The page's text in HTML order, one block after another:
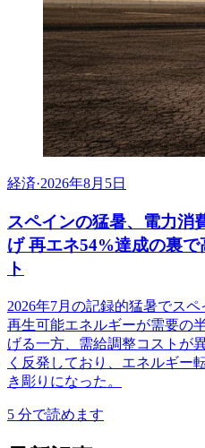
経済·2026年8月5日
スペインの猛暑、電力消
げ 再エネ54%達成の裏
ト
2026年7月の記録的猛暑でス
再生可能エネルギーが需要の
げる一方、需給調整コストが
く反発しており、エネルギー
き彫りになった。
5 分で読めます